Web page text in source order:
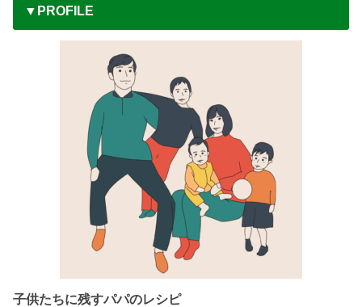
▼PROFILE
子供たちに残すパパのレシピ